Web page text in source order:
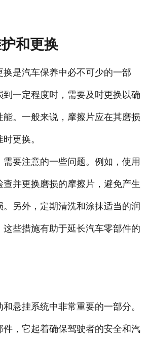
和更换
换是汽车保养中必不可少的一部
到一定程度时，需要及时更换以确
能。一般来说，摩擦片应在其磨损
更换。
要注意的一些问题。例如，使用
并更换磨损的摩擦片，避免产生
。另外，定期清洗和涂抹适当的润
这些措施有助于延长汽车零部件的
悬挂系统中非常重要的一部分。
件，它起着确保驾驶者的安全和汽